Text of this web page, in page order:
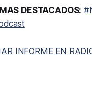
DESTACADOS:
INFORME EN